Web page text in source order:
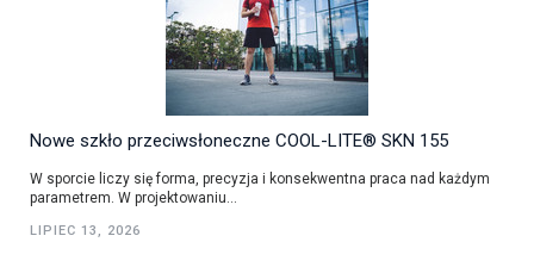
Nowe szkło przeciwsłoneczne COOL-LITE® SKN 155
W sporcie liczy się forma, precyzja i konsekwentna praca nad każdym
parametrem. W projektowaniu...
LIPIEC 13, 2026